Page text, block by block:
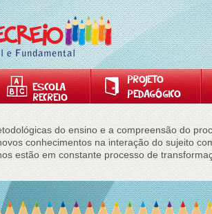
ESCOLA
RECREIO
PROJETO
PEDAGÓGICO
do ensino e a compreensão do
conhecimentos na interação do sujeito
estão em constante processo de